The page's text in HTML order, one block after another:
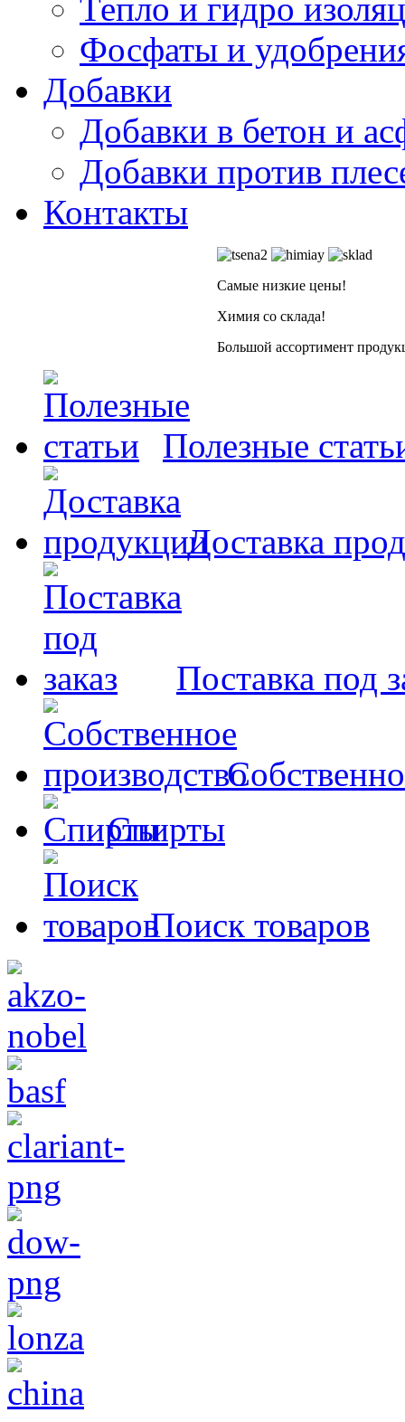
Тепло и гидро
Фосфаты и
Добавки
Добавки в бетон и
Добавки против
Контакты
Самые низкие цены!
Химия со склада!
Большой ассортимент
Полезные
Доставка
Поставка под
Спирты
Поиск товаров